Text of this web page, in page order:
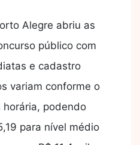
Alegre abriu as
público com
e cadastro
variam conforme o
horária, podendo
para nível médio